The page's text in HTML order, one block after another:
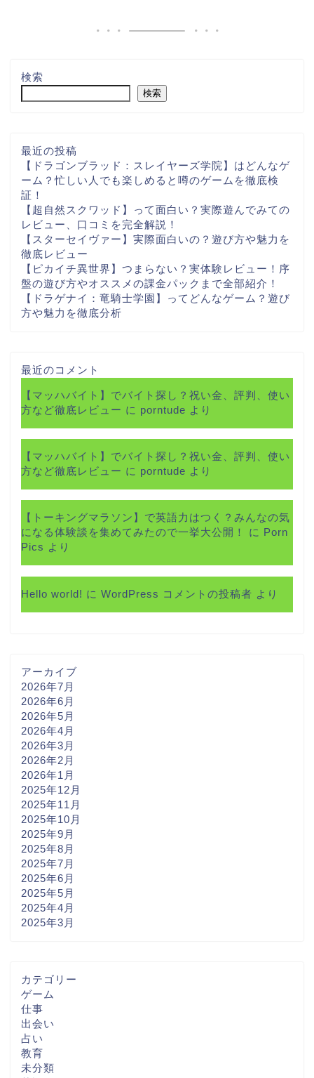
検索
検索
最近の投稿
【ドラゴンブラッド：スレイヤーズ学院】はどんなゲ
ーム？忙しい人でも楽しめると噂のゲームを徹底検
証！
【超自然スクワッド】って面白い？実際遊んでみての
レビュー、口コミを完全解説！
【スターセイヴァー】実際面白いの？遊び方や魅力を
徹底レビュー
【ピカイチ異世界】つまらない？実体験レビュー！序
盤の遊び方やオススメの課金パックまで全部紹介！
【ドラゲナイ：竜騎士学園】ってどんなゲーム？遊び
方や魅力を徹底分析
最近のコメント
【マッハバイト】でバイト探し？祝い金、評判、使い
方など徹底レビュー に porntude より
【マッハバイト】でバイト探し？祝い金、評判、使い
方など徹底レビュー に porntude より
【トーキングマラソン】で英語力はつく？みんなの気
になる体験談を集めてみたので一挙大公開！
に Porn
Pics より
Hello world! に WordPress コメントの投稿者 より
アーカイブ
2026年7月
2026年6月
2026年5月
2026年4月
2026年3月
2026年2月
2026年1月
2025年12月
2025年11月
2025年10月
2025年9月
2025年8月
2025年7月
2025年6月
2025年5月
2025年4月
2025年3月
カテゴリー
ゲーム
仕事
出会い
占い
教育
未分類